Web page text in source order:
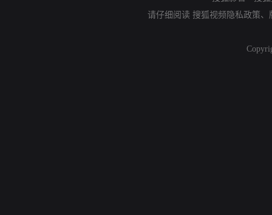
请仔细阅读 搜狐视频隐私政策、